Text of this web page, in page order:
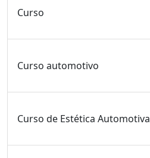
Curso
Curso automotivo
Curso de Estética Automotiva